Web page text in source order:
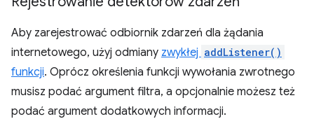
Aby zarejestrować odbiornik zdarzeń dla żądania
internetowego, użyj odmiany zwykłej addListener()
funkcji. Oprócz określenia funkcji wywołania zwrotnego
musisz podać argument filtra, a opcjonalnie możesz też
podać argument dodatkowych informacji.